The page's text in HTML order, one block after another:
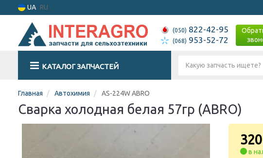
UA RU
(050) 822-42-95
(068) 953-52-72
КАТАЛОГ ЗАПЧАСТЕЙ
Главная Автохимия AS-224W ABRO
Сварка холодная белая 57гр (ABRO)
320
в